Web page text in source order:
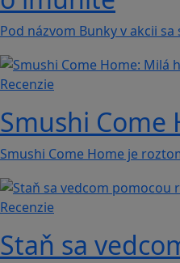
Pod názvom Bunky v akcii
Recenzie
Smushi Come
Smushi Come Home je
Recenzie
Staň sa